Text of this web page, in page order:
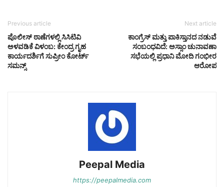
Previous article
ಪೊಲೀಸ್ ಠಾಣೆಗಳಲ್ಲಿ ಸಿಸಿಟಿವಿ
ಅಳವಡಿಕೆ ವಿಳಂಬ: ಕೇಂದ್ರ ಗೃಹ
ಕಾರ್ಯದರ್ಶಿಗೆ ಸುಪ್ರೀಂ ಕೋರ್ಟ್
ಸಮನ್ಸ್
Next article
ಕಾಂಗ್ರೆಸ್ ಮತ್ತು ಪಾಕಿಸ್ತಾನದ ನಡುವೆ
ಸಂಬಂಧವಿದೆ: ಅಸ್ಸಾಂ ಚುನಾವಣಾ
ಸಭೆಯಲ್ಲಿ ಪ್ರಧಾನಿ ಮೋದಿ ಗಂಭೀರ
ಆರೋಪ
Peepal Media
https://peepalmedia.com